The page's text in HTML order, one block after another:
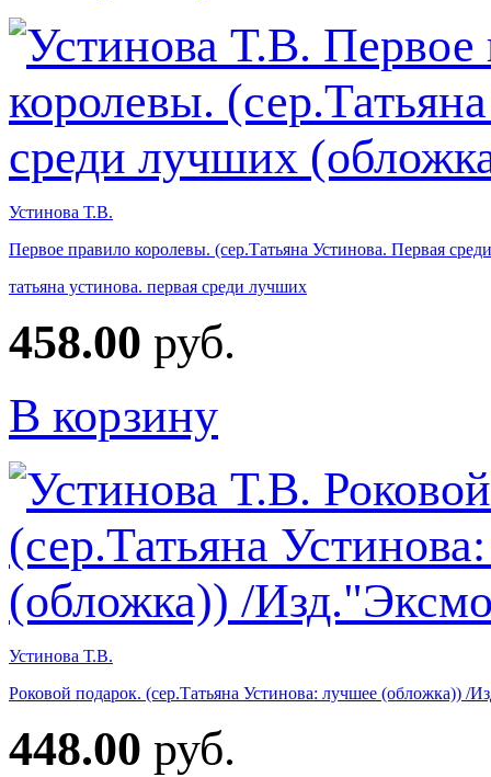
Устинова Т.В.
Первое правило королевы. (сер.Татьяна Устинова. Первая
татьяна устинова. первая среди лучших
458.00 руб.
В корзину
Устинова Т.В.
Роковой подарок. (сер.Татьяна Устинова: лучшее (обложка)) /
448.00 руб.